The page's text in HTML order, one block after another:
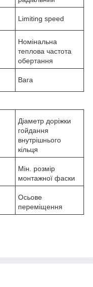
Limiting speed
Номінальна
теплова частота
обертання
Вага
Діаметр доріжки
гойдання
внутрішнього
кільця
Мін. розмір
монтажної фаски
Осьове
переміщення